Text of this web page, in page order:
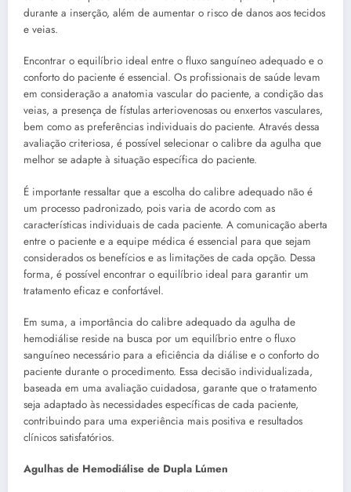
durante a inserção, além de aumentar o risco de danos aos tecidos
e veias.
Encontrar o equilíbrio ideal entre o fluxo sanguíneo adequado e o
conforto do paciente é essencial. Os profissionais de saúde levam
em consideração a anatomia vascular do paciente, a condição das
veias, a presença de fístulas arteriovenosas ou enxertos vasculares,
bem como as preferências individuais do paciente. Através dessa
avaliação criteriosa, é possível selecionar o calibre da agulha que
melhor se adapte à situação específica do paciente.
É importante ressaltar que a escolha do calibre adequado não é
um processo padronizado, pois varia de acordo com as
características individuais de cada paciente. A comunicação aberta
entre o paciente e a equipe médica é essencial para que sejam
considerados os benefícios e as limitações de cada opção. Dessa
forma, é possível encontrar o equilíbrio ideal para garantir um
tratamento eficaz e confortável.
Em suma, a importância do calibre adequado da agulha de
hemodiálise reside na busca por um equilíbrio entre o fluxo
sanguíneo necessário para a eficiência da diálise e o conforto do
paciente durante o procedimento. Essa decisão individualizada,
baseada em uma avaliação cuidadosa, garante que o tratamento
seja adaptado às necessidades específicas de cada paciente,
contribuindo para uma experiência mais positiva e resultados
clínicos satisfatórios.
Agulhas de Hemodiálise de Dupla Lúmen